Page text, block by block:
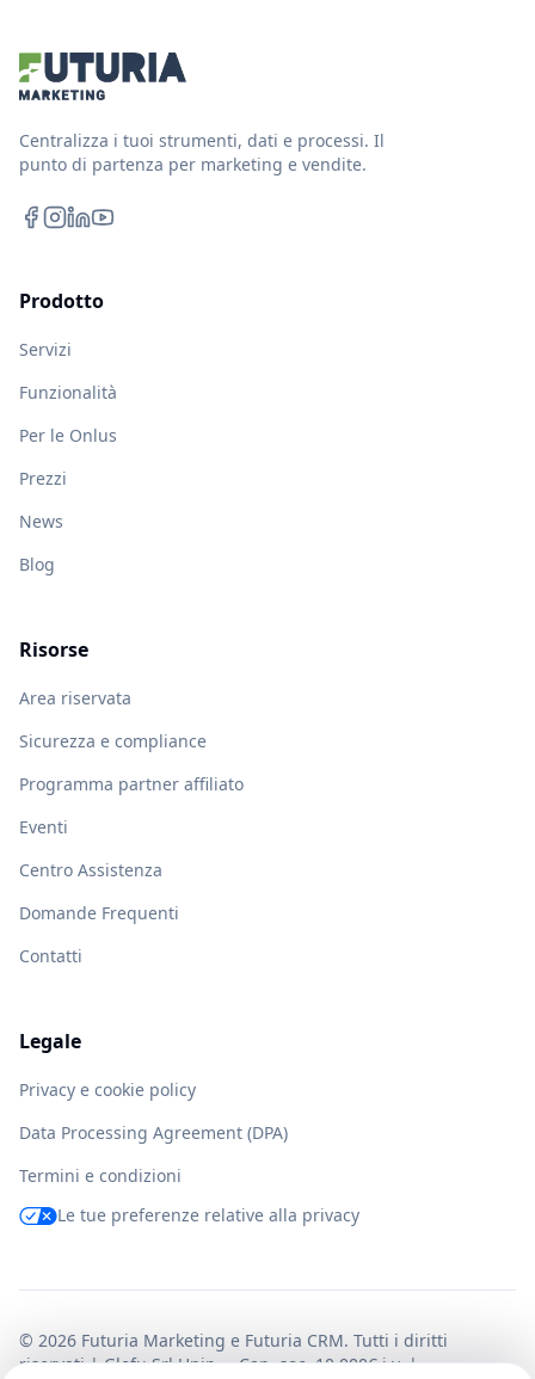
Centralizza i tuoi strumenti, dati e processi. Il
punto di partenza per marketing e vendite.
Prodotto
Servizi
Funzionalità
Per le Onlus
Prezzi
News
Blog
Risorse
Area riservata
Sicurezza e compliance
Programma partner affiliato
Eventi
Centro Assistenza
Domande Frequenti
Contatti
Legale
Privacy e cookie policy
Data Processing Agreement (DPA)
Termini e condizioni
Le tue preferenze relative alla privacy
© 2026 Futuria Marketing e Futuria CRM. Tutti i diritti
riservati | Glofu Srl Unip. – Cap. soc. 10.000€ i.v. |